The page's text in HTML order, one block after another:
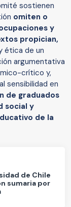
sostienen
omiten o
y
propician,
ética de un
argumentativa
crítico y,
sensibilidad en
de graduados
social y
de la
de Chile
sumaria por